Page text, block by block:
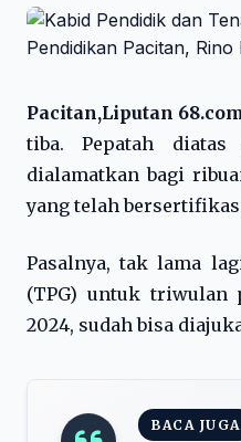
Pacitan,Liputan
tiba. Pepatah
dialamatkan bagi
yang telah
Pasalnya, tak lama
(TPG) untuk triwulan
2024, sudah bisa
BACA JUGA